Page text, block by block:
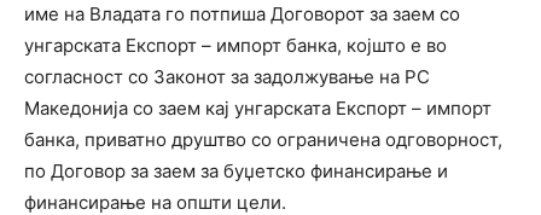
име на Владата го потпиша Договорот за заем со
унгарската Експорт – импорт банка, којшто е во
согласност со Законот за задолжување на РС
Македонија со заем кај унгарската Експорт – импорт
банка, приватно друштво со ограничена одговорност,
по Договор за заем за буџетско финансирање и
финансирање на општи цели.